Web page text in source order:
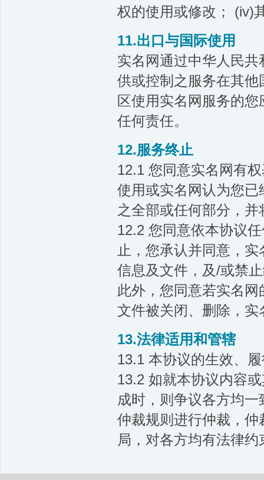
权的使用或修改； (iv)
11.出口与国际使用
实名网通过中华人民
供或控制之服务在其
区使用实名网服务的
任何责任。
12.服务终止
12.1 您同意实名网有
使用或实名网认为您
之全部或任何部分，
12.2 您同意依本协议
止，您承认并同意，
信息及文件，及/或禁
此外，您同意若实名
文件被关闭、删除，
13.法律适用和管辖
13.1 本协议的生效、
13.2 如就本协议内容
成时，则争议各方均
仲裁规则进行仲裁，
局，对各方均有法律约